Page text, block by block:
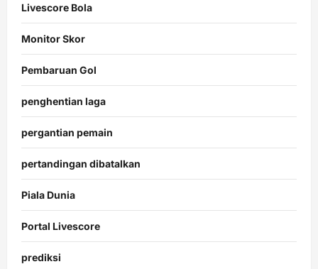
Livescore Bola
Monitor Skor
Pembaruan Gol
penghentian laga
pergantian pemain
pertandingan dibatalkan
Piala Dunia
Portal Livescore
prediksi